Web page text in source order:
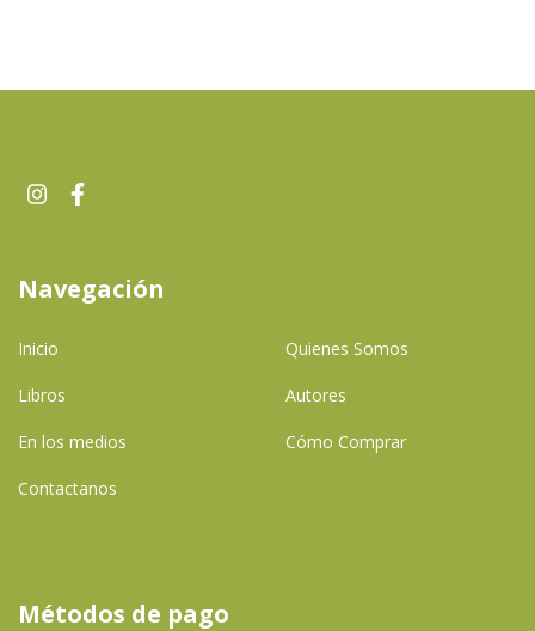
Navegación
Inicio Quienes Somos
Libros Autores
En los medios Cómo Comprar
Contactanos
Métodos de pago